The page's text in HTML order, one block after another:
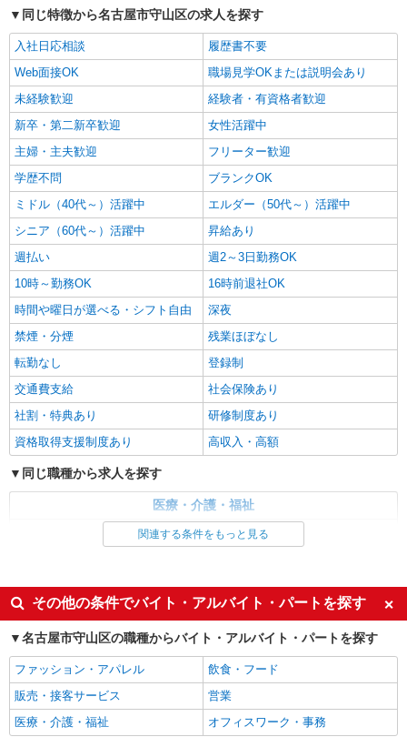
名古屋市守山区
キープ 詳細を見る
派遣社員
株式会社kotrio /●NG-H-1992497
[ 高収入 ]新守山駅近く【日収1.2万円】生活支
援員さん大募集！
時給1500円〜2125円 ＜日払い有/週払い有/交
通費全支給(ガソリン代含む)＞
名古屋市守山区
詳細を見る
派遣社員
（株）ウィルオブ・ワークCW 名古屋支店/ms230101
高齢者向けマンションstaff
時給1600円 ◆前払い・日払い・週払いOK
愛知県名古屋市守山区
詳細を見る
派遣社員
株式会社kotrio /●NG-H-1905842
新守山駅▼綺麗なサ高住で生活ケア▼清掃やフ
ロアの巡回など
時給1500円〜2125円 ＜日払い有/週払い有/交
名古屋市守山区
キープ 詳細を見る
派遣社員
株式会社kotrio /●NG-H-1907512
守山区*デイでの生活補助☆新たなスキルを身
につけて長く働く♪
同じ特徴から名古屋市守山区の求人を探す
入社日応相談
履歴書不要
Web面接OK
職場見学OKまたは説明会あり
未経験歓迎
経験者・有資格者歓迎
新卒・第二新卒歓迎
女性活躍中
主婦・主夫歓迎
フリーター歓迎
学歴不問
ブランクOK
ミドル（40代～）活躍中
エルダー（50代～）活躍中
シニア（60代～）活躍中
昇給あり
週払い
週2～3日勤務OK
10時～勤務OK
16時前退社OK
時間や曜日が選べる・シフト自由
深夜
禁煙・分煙
残業ほぼなし
転勤なし
登録制
交通費支給
社会保険あり
社割・特典あり
研修制度あり
資格取得支援制度あり
高収入・高額
同じ職種から求人を探す
医療・介護・福祉
未経験歓迎
ミドル（40代～）活躍中
週2～3日勤務OK
深夜
交通費支給
社会保険あり
関連する条件をもっと見る
その他の条件でバイト・アルバイト・パートを探す
名古屋市守山区の職種からバイト・アルバイト・パートを探す
ファッション・アパレル
飲食・フード
販売・接客サービス
営業
医療・介護・福祉
オフィスワーク・事務